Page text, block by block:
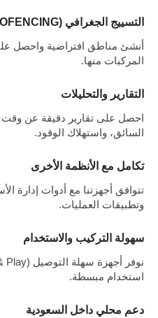
التسييج الجغرافي (GEOFENCING)
أنشئ مناطق افتراضية واحصل
المركبات منها.
التقارير والتحليلات
احصل على تقارير دقيقة عن
السائق، واستهلاك الوقود.
تكامل مع الأنظمة الأخرى
تتوافق أجهزتنا مع أدوات إدارة
وتطبيقات العمليات.
سهولة التركيب والاستخدام
استخدام مبسطة.
دعم محلي داخل السعودية